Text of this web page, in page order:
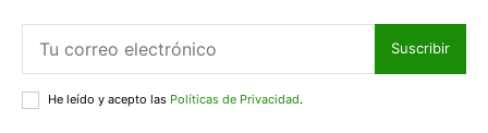
Suscribir
He leído y acepto las Políticas de Privacidad.